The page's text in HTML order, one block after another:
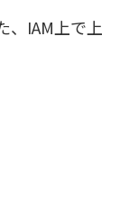
、IAM上で上